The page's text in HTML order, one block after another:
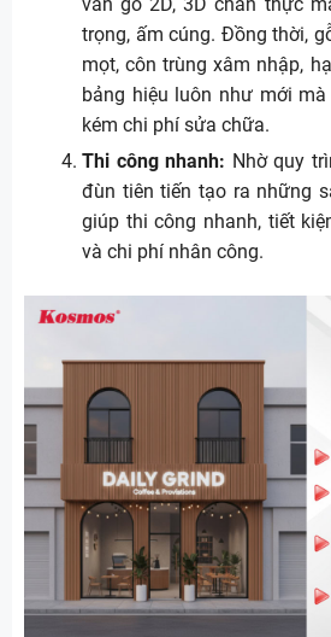
trọng, ấm cúng. Đồng thời,
mọt, côn trùng xâm nhập,
bảng hiệu luôn như mới
kém chi phí sửa chữa.
Thi công nhanh: Nhờ quy
đùn tiên tiến tạo ra những
giúp thi công nhanh, tiết
và chi phí nhân công.